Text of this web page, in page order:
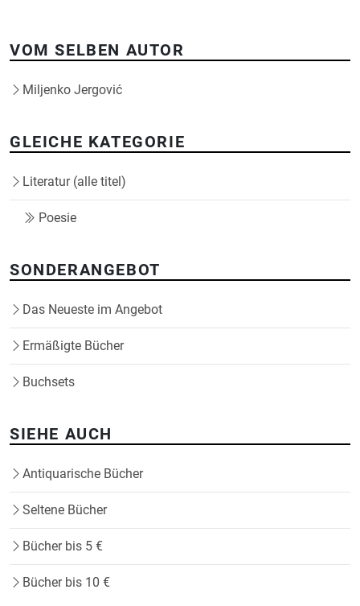
VOM SELBEN AUTOR
Miljenko Jergović
GLEICHE KATEGORIE
Literatur (alle titel)
Poesie
SONDERANGEBOT
Das Neueste im Angebot
Ermäßigte Bücher
Buchsets
SIEHE AUCH
Antiquarische Bücher
Seltene Bücher
Bücher bis 5 €
Bücher bis 10 €